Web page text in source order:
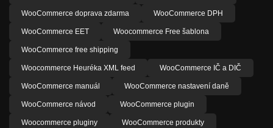
WooCommerce doprava zdarma WooCommerce DPH
WooCommerce EET Woocommerce Free šablona
WooCommerce free shipping
Woocommerce Heuréka XML feed WooCommerce IČ a DIČ
WooCommerce manuál WooCommerce nastavení daně
WooCommerce návod WooCommerce plugin
Woocommerce pluginy WooCommerce produkty